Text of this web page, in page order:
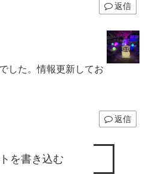
返信
した。情報更新してお
返信
を書き込む